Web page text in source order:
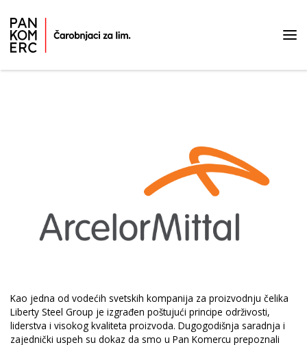
Kao jedna od vodećih svetskih kompanija za proizvodnju čelika
Liberty Steel Group je izgrađen poštujući principe održivosti,
liderstva i visokog kvaliteta proizvoda. Dugogodišnja saradnja i
zajednički uspeh su dokaz da smo u Pan Komercu prepoznali